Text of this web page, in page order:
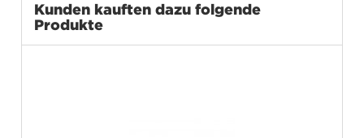
Kunden kauften dazu folgende
Produkte